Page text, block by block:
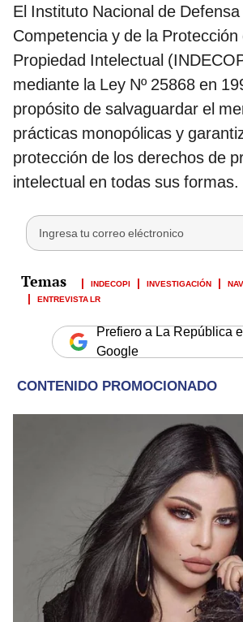
El Instituto Nacional de
Competencia y de la Protección
Propiedad Intelectual
mediante la Ley Nº 25868 en
propósito de salvaguardar el
prácticas monopólicas y
protección de los derechos de
intelectual en todas sus formas.
INDECOPI INVESTIGACIÓN
ENTREVISTA LR
Prefiero a La República
Google